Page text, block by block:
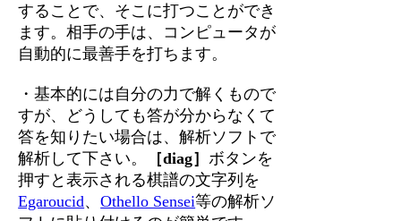
することで、そこに打つことができ
ます。相手の手は、コンピュータが
自動的に最善手を打ちます。
・基本的には自分の力で解くもので
すが、どうしても答が分からなくて
答を知りたい場合は、解析ソフトで
解析して下さい。
［diag］ ボタンを
押すと表示される棋譜の文字列を
Egaroucid、Othello Sensei等の解析ソ